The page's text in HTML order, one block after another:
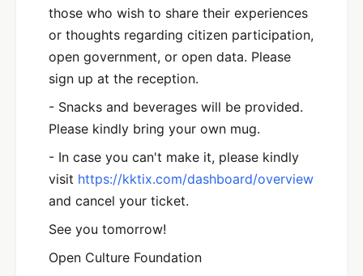
those who wish to share their experiences
or thoughts regarding citizen participation,
open government, or open data. Please
sign up at the reception.
- Snacks and beverages will be provided.
Please kindly bring your own mug.
- In case you can't make it, please kindly
visit https://kktix.com/dashboard/overview
and cancel your ticket.
See you tomorrow!
Open Culture Foundation